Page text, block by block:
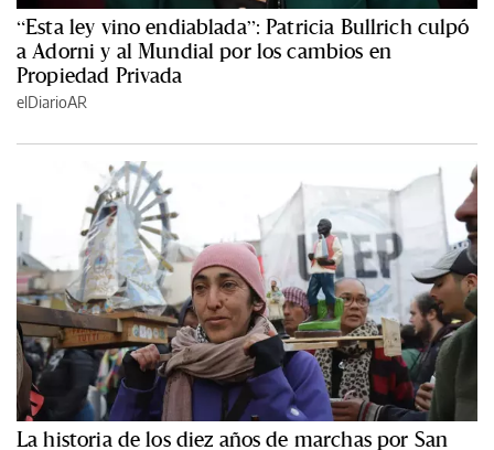
“Esta ley vino endiablada”: Patricia Bullrich culpó
a Adorni y al Mundial por los cambios en
Propiedad Privada
elDiarioAR
La historia de los diez años de marchas por San